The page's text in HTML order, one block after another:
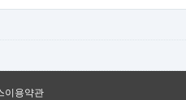
이용약관